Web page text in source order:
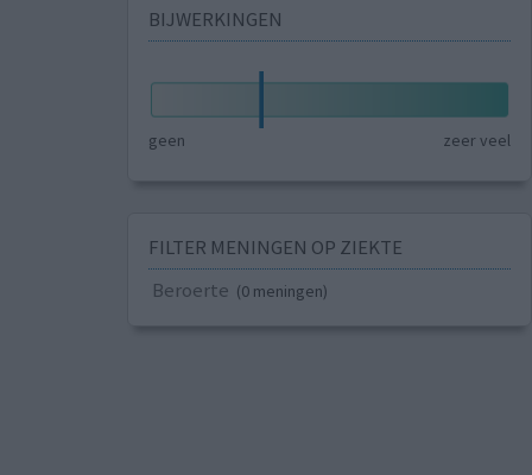
BIJWERKINGEN
geen zeer veel
FILTER MENINGEN OP ZIEKTE
Beroerte (0 meningen)